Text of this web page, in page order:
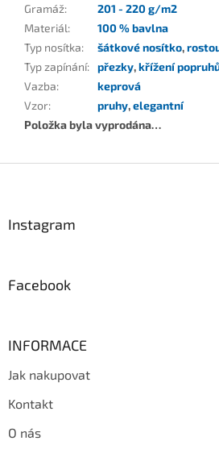
Gramáž:
201 - 220 g/m2
Materiál:
100 % bavlna
Typ nosítka: šátkové nosítko,
Typ zapínání: přezky,křížení
Vazba:
keprová
Vzor: pruhy,elegantní
Položka byla vyprodána…
Instagram
Facebook
INFORMACE
Jak nakupovat
Kontakt
O nás